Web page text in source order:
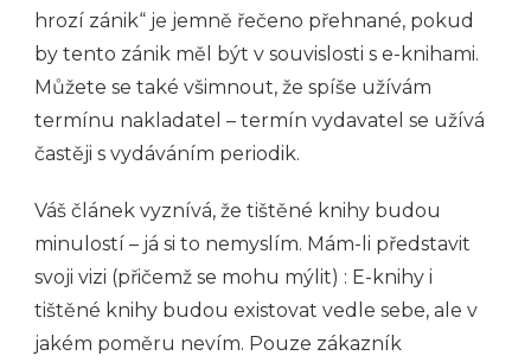
hrozí zánik“ je jemně řečeno přehnané, pokud
by tento zánik měl být v souvislosti s e-knihami.
Můžete se také všimnout, že spíše užívám
termínu nakladatel – termín vydavatel se užívá
častěji s vydáváním periodik.
Váš článek vyznívá, že tištěné knihy budou
minulostí – já si to nemyslím. Mám-li představit
svoji vizi (přičemž se mohu mýlit) : E-knihy i
tištěné knihy budou existovat vedle sebe, ale v
jakém poměru nevím. Pouze zákazník